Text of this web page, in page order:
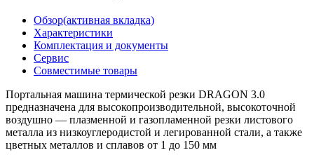
Обзор(активная вкладка)
Характеристики
Комплектация и документы
Сервис
Совместимые товары
Портальная машина термической резки DRAGON 3.0
предназначена для высокопроизводительной, высокоточной
воздушно — плазменной и газопламенной резки листового
металла из низкоуглеродистой и легированной стали, а также
цветных металлов и сплавов от 1 до 150 мм